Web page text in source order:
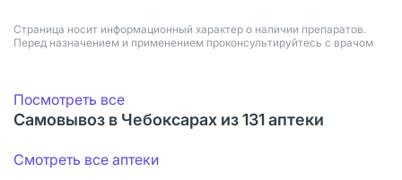
Страница носит информационный характер о наличии препаратов.
Перед назначением и применением проконсультируйтесь с врачом
Посмотреть все
Самовывоз в Чебоксарах из 131 аптеки
Смотреть все аптеки